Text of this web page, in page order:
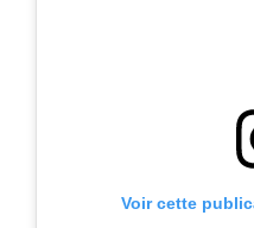
Voir cette